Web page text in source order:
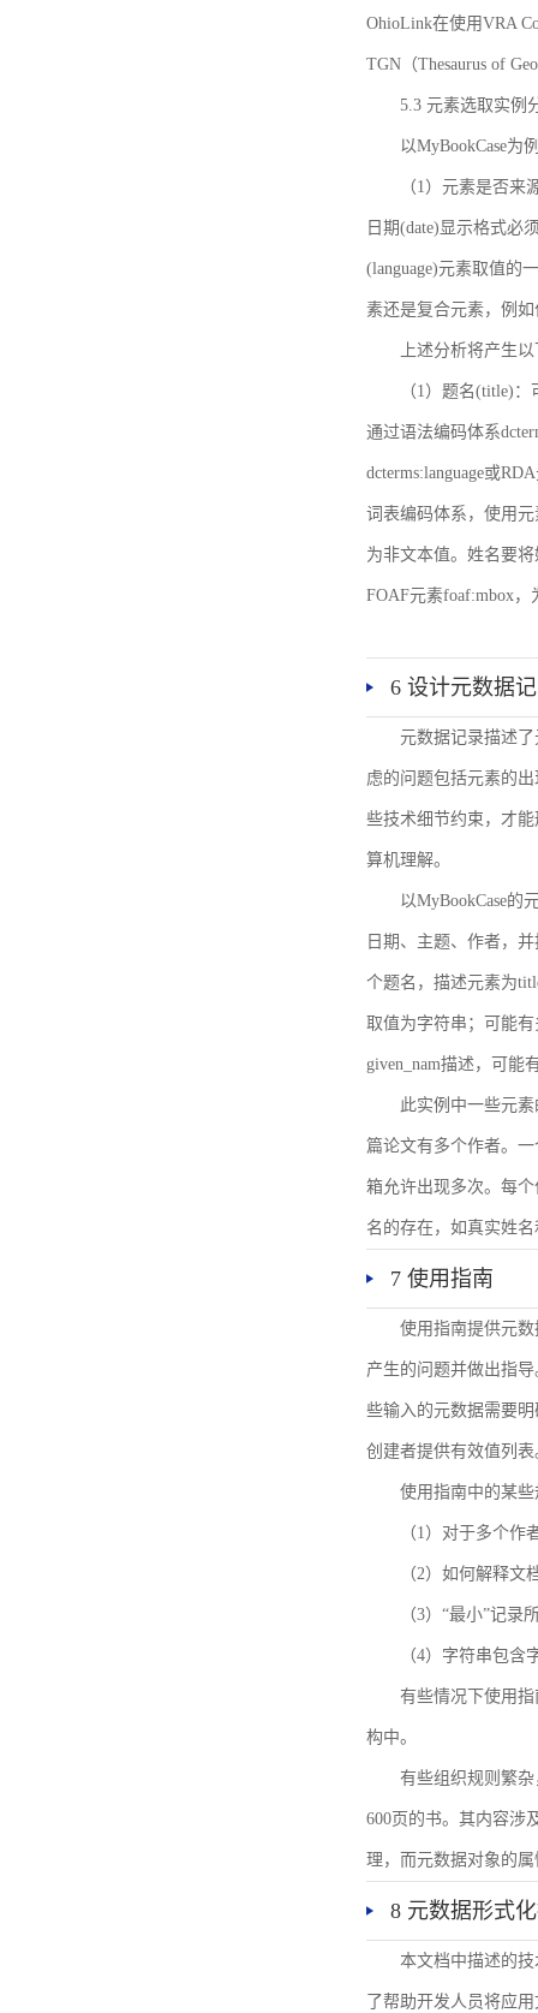
OhioLink在使用VRA
TGN（Thesaurus of
5.3 元素选取实例
以MyBookCase为
（1）元素是否
日期(date)显示格式必
(language)元素取值的
素还是复合元素，例
上述分析将产生
（1）题名(title)
通过语法编码体系
dcterms:language或
词表编码体系，使用元
为非文本值。姓名要
FOAF元素foaf:mbox，
6 设计元数据
元数据记录描述
虑的问题包括元素的
些技术细节约束，才
算机理解。
以MyBookCase的
日期、主题、作者，
个题名，描述元素为
取值为字符串；可能
given_nam描述，可能
此实例中一些元
篇论文有多个作者。
箱允许出现多次。每
名的存在，如真实姓
7 使用指南
使用指南提供元
产生的问题并做出指
些输入的元数据需要
创建者提供有效值列表
使用指南中的某
（1）对于多个作
（2）如何解释文
（3）“最小”记录
（4）字符串包含
有些情况下使用
构中。
有些组织规则繁
600页的书。其内容涉
理，而元数据对象的
8 元数据形式
本文档中描述的
了帮助开发人员将应